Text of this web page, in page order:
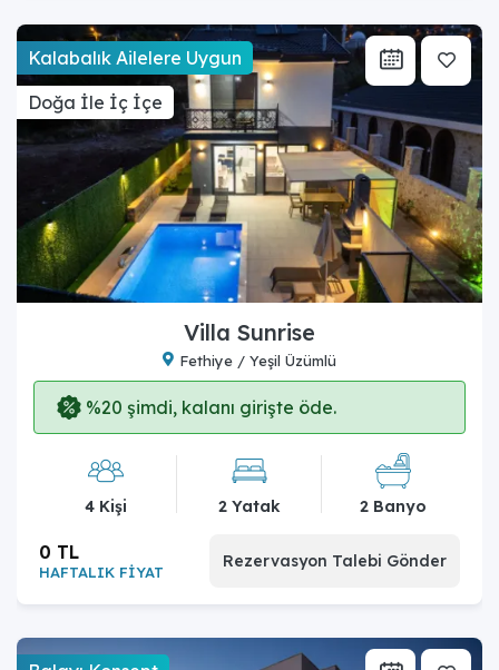
Kalabalık Ailelere Uygun
Doğa İle İç İçe
Villa Sunrise
Fethiye / Yeşil Üzümlü
%20 şimdi, kalanı girişte öde.
4 Kişi 2 Yatak 2 Banyo
HAFTALIK FİYAT
0 TL Rezervasyon Talebi Gönder